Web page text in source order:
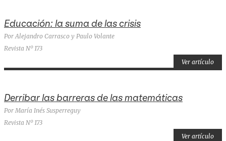
Educación: la suma de las crisis
Por Alejandro Carrasco y Paulo Volante
Revista Nº 173
Ver artículo
Derribar las barreras de las matemáticas
Por María Inés Susperreguy
Revista Nº 173
Ver artículo